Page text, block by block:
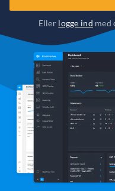
Eller logge ind med